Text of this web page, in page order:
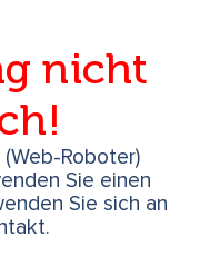
nicht
Roboter)
Sie einen
Sie sich an